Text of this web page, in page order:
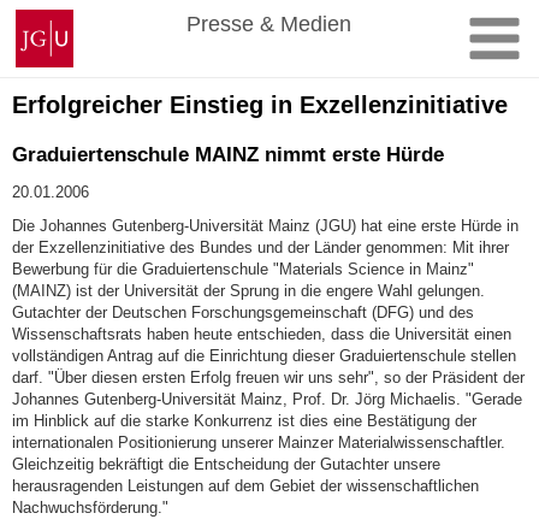
Zum
Inhalt
springen
Johannes
Gutenberg-
Universität
Mainz
Presse & Medien
Erfolgreicher Einstieg in Exzellenzinitiative
Graduiertenschule MAINZ nimmt erste Hürde
20.01.2006
Die Johannes Gutenberg-Universität Mainz (JGU) hat eine erste Hürde in
der Exzellenzinitiative des Bundes und der Länder genommen: Mit ihrer
Bewerbung für die Graduiertenschule "Materials Science in Mainz"
(MAINZ) ist der Universität der Sprung in die engere Wahl gelungen.
Gutachter der Deutschen Forschungsgemeinschaft (DFG) und des
Wissenschaftsrats haben heute entschieden, dass die Universität einen
vollständigen Antrag auf die Einrichtung dieser Graduiertenschule stellen
darf. "Über diesen ersten Erfolg freuen wir uns sehr", so der Präsident der
Johannes Gutenberg-Universität Mainz, Prof. Dr. Jörg Michaelis. "Gerade
im Hinblick auf die starke Konkurrenz ist dies eine Bestätigung der
internationalen Positionierung unserer Mainzer Materialwissenschaftler.
Gleichzeitig bekräftigt die Entscheidung der Gutachter unsere
herausragenden Leistungen auf dem Gebiet der wissenschaftlichen
Nachwuchsförderung."